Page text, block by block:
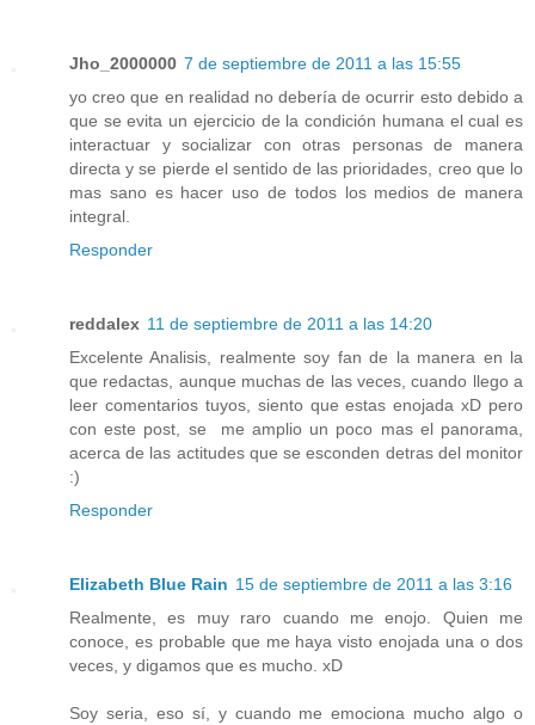
Jho_2000000 7 de septiembre de 2011 a las 15:55
yo creo que en realidad no debería de ocurrir esto debido a
que se evita un ejercicio de la condición humana el cual es
interactuar y socializar con otras personas de manera
directa y se pierde el sentido de las prioridades, creo que lo
mas sano es hacer uso de todos los medios de manera
integral.
Responder
reddalex 11 de septiembre de 2011 a las 14:20
Excelente Analisis, realmente soy fan de la manera en la
que redactas, aunque muchas de las veces, cuando llego a
leer comentarios tuyos, siento que estas enojada xD pero
con este post, se me amplio un poco mas el panorama,
acerca de las actitudes que se esconden detras del monitor
:)
Responder
Elizabeth Blue Rain 15 de septiembre de 2011 a las 3:16
Realmente, es muy raro cuando me enojo. Quien me
conoce, es probable que me haya visto enojada una o dos
veces, y digamos que es mucho. xD
Soy seria, eso sí, y cuando me emociona mucho algo o